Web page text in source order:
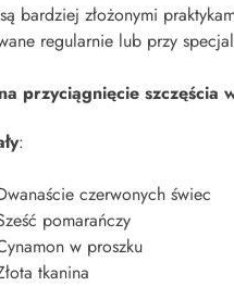
są bardziej złożonymi
regularnie lub przy
przyciągnięcie szczęścia
:
czerwonych świec
pomarańczy
w proszku
tkanina